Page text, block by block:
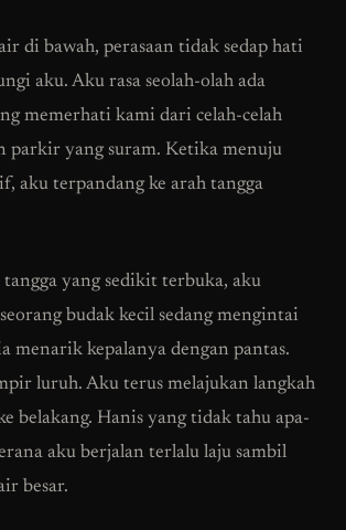
di bawah, perasaan tidak sedap hati
aku. Aku rasa seolah-olah ada
memerhati kami dari celah-celah
parkir yang suram. Ketika menuju
aku terpandang ke arah tangga
yang sedikit terbuka, aku
budak kecil sedang mengintai
menarik kepalanya dengan pantas.
luruh. Aku terus melajukan langkah
belakang. Hanis yang tidak tahu apa-
aku berjalan terlalu laju sambil
besar.